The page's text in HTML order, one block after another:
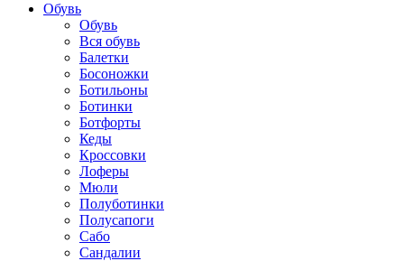
Обувь
Обувь
Вся обувь
Балетки
Босоножки
Ботильоны
Ботинки
Ботфорты
Кеды
Кроссовки
Лоферы
Мюли
Полуботинки
Полусапоги
Сабо
Сандалии